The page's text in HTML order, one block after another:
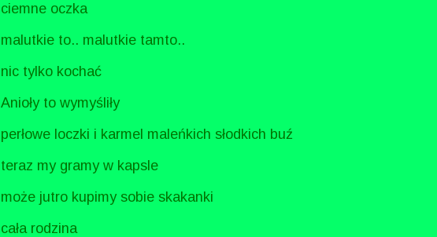
ciemne oczka
malutkie to.. malutkie tamto..
nic tylko kochać
Anioły to wymyśliły
perłowe loczki i karmel maleńkich słodkich buź
teraz my gramy w kapsle
może jutro kupimy sobie skakanki
cała rodzina